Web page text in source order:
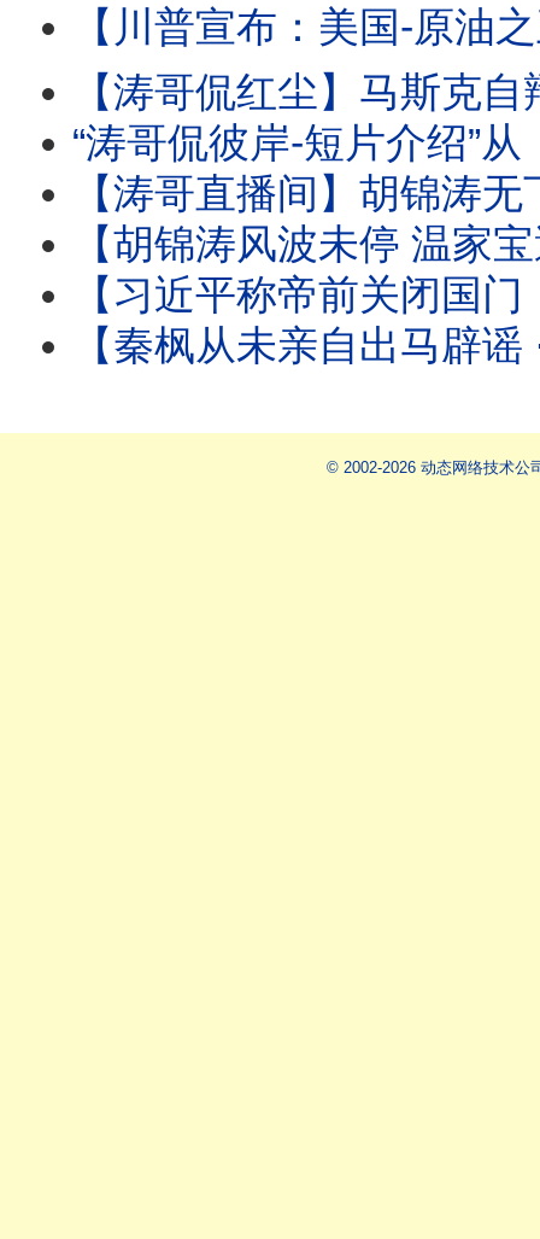
【川普宣布：美国-原油之王 】炸烂对手与停火等待
【涛哥侃红尘】马斯克自辩：心无怨恨 伤
“涛哥侃彼岸-短片介绍”从《本能》翘腿女神到1%生死危
【涛哥直播间】胡锦涛无下文 ⋯ 习近平钓鱼可能有多大？
【胡锦涛风波未停 温家宝遭满门抄斩！】习近平联手曾庆
【习近平称帝前关闭国门：进出境新规！】中共国
【秦枫从未亲自出马辟谣 ⋯ 辟谣论皆假借他人之手！ 】更传秦枫帐号被
© 2002-2026 动态网络技术公